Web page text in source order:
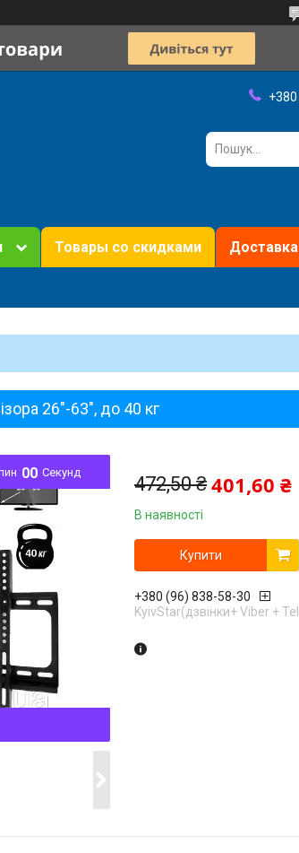
Товары со скидками
26"-63", до 40 кг
00 Секунд
472,50 ₴ 401,60 ₴
В наявності
Купити
+380 (96) 838-58-30
KyivStar(дзвінки+ Viber +